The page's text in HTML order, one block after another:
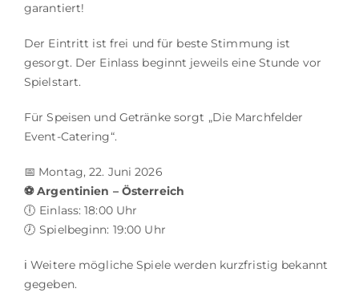
garantiert!
Der Eintritt ist frei und für beste Stimmung ist
gesorgt. Der Einlass beginnt jeweils eine Stunde vor
Spielstart.
Für Speisen und Getränke sorgt „Die Marchfelder
Event-Catering“.
📅 Montag, 22. Juni 2026
⚽ Argentinien – Österreich
🕕 Einlass: 18:00 Uhr
🕖 Spielbeginn: 19:00 Uhr
ℹ️ Weitere mögliche Spiele werden kurzfristig bekannt
gegeben.